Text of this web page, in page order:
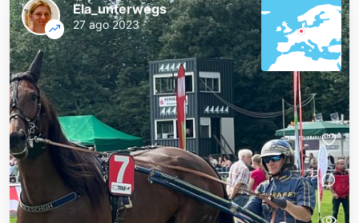
Ela_unterwegs
27 ago 2023